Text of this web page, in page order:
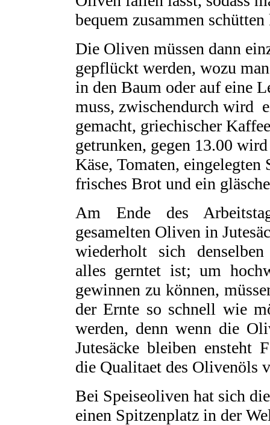
bequem zusammen schütten
Die Oliven müssen dann
gepflückt werden, wozu
in den Baum oder auf eine
muss, zwischendurch wird
gemacht, griechischer
getrunken, gegen 13.00
Käse, Tomaten, eingelegten
frisches Brot und ein
Am Ende des
gesamelten Oliven in
wiederholt sich
alles gerntet ist; um
gewinnen zu können,
der Ernte so schnell wie
werden, denn wenn die
Jutesäcke bleiben ensteht
die Qualitaet des Olivenöls
Bei Speiseoliven hat sich
einen Spitzenplatz in der